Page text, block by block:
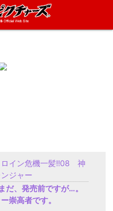
ロイン危機一髪!!08 神
ジャー
まだ、発売前ですが…。
崇高者です。